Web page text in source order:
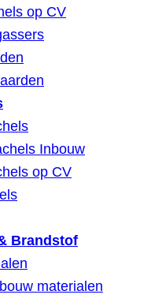
op CV
Inbouw
op CV
Brandstof
materialen